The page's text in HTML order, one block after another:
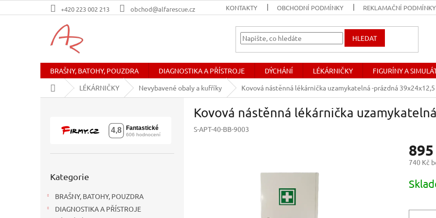
na
+420 223 002 213 obchod@alfarescue.cz KONTAKTY OBCHODNÍ PODMÍNKY REKLAMAČNÍ PODMÍNKY
HLEDAT
BRAŠNY, BATOHY, POUZDRA DIAGNOSTIKA A PŘÍSTROJE DÝCHÁNÍ LÉKÁRNIČKY FIGURÍNY A
Domů
LÉKÁRNIČKY Nevybavené obaly a kufříky Kovová nástěnná lékárnička uzamykatelná -prázdná 39x24x12,5
kategorie
Kategorie
BRAŠNY, BATOHY, POUZDRA
DIAGNOSTIKA A PŘÍSTROJE
Kovová nástěnná lékárnička
S-APT-40-BB-9003
740 Kč
cena: